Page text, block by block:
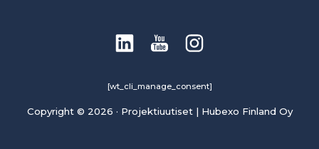
[wt_cli_manage_consent]
Copyright © 2026 · Projektiuutiset | Hubexo Finland Oy